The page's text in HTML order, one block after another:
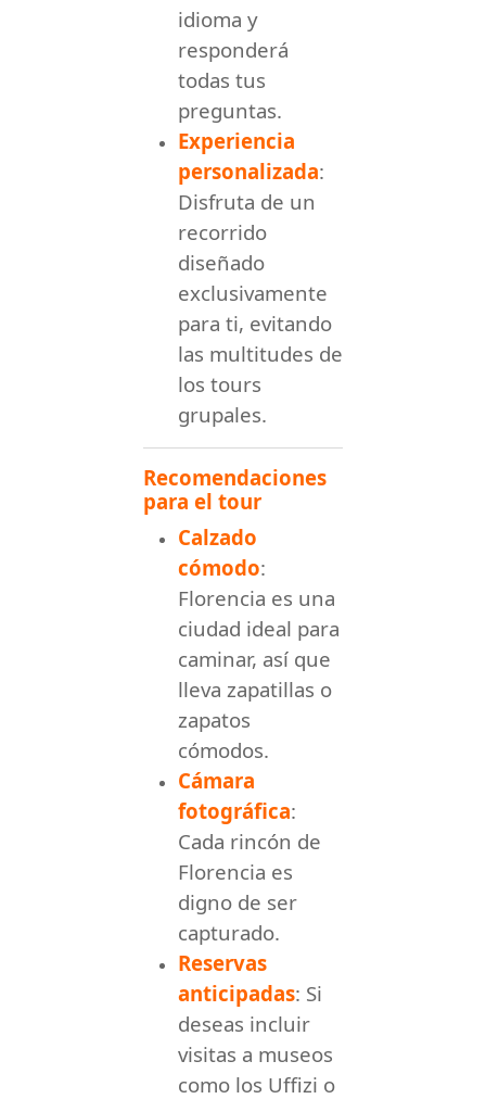
idioma y
responderá
todas tus
preguntas.
Experiencia
personalizada:
Disfruta de un
recorrido
diseñado
exclusivamente
para ti, evitando
las multitudes de
los tours
grupales.
Recomendaciones
para el tour
Calzado
cómodo:
Florencia es una
ciudad ideal para
caminar, así que
lleva zapatillas o
zapatos
cómodos.
Cámara
fotográfica:
Cada rincón de
Florencia es
digno de ser
capturado.
Reservas
anticipadas: Si
deseas incluir
visitas a museos
como los Uffizi o